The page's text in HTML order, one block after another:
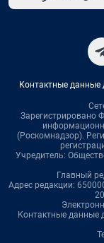
Контактные данные
Зарегистрировано
(Роскомнадзор).
Учредитель:
Главный
Адрес редакции:
Контактные данные